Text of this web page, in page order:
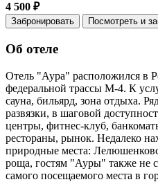
4 500 ₽
Забронировать Посмотреть и
Об отеле
Отель "Аура" расположился в
федеральной трассы М-4. К
сауна, бильярд, зона отдыха.
развязки, в шаговой
центры, фитнес-клуб,
рестораны, рынок. Недалеко
природные места:
роща, гостям "Ауры" также не
самого посещаемого места в